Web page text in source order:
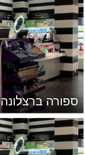
ספורה ברצלונה